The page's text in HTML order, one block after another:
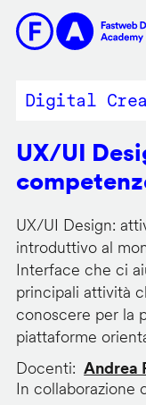
contenuto
Digital
UX/UI
UX/UI Design:
introduttivo al
Interface che ci
principali attività
conoscere per la
piattaforme
Docenti
Andrea
In collaborazione